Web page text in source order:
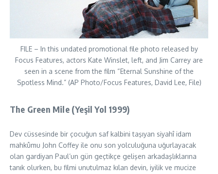
FILE – In this undated promotional file photo released by
Focus Features, actors Kate Winslet, left, and Jim Carrey are
seen in a scene from the film “Eternal Sunshine of the
Spotless Mind.” (AP Photo/Focus Features, David Lee, File)
The Green Mile (Yeşil Yol 1999)
Dev cüssesinde bir çocuğun saf kalbini taşıyan siyahî idam
mahkûmu John Coffey ile onu son yolculuğuna uğurlayacak
olan gardiyan Paul’un gün geçtikçe gelişen arkadaşlıklarına
tanık olurken, bu filmi unutulmaz kılan devin, iyilik ve mucize